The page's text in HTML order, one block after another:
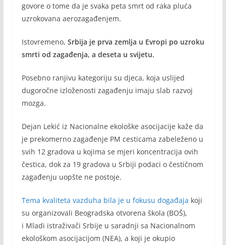
govore o tome da je svaka peta smrt od raka pluća
uzrokovana aerozagađenjem.
Istovremeno, Srbija je prva zemlja u Evropi po uzroku
smrti od zagađenja, a deseta u svijetu.
Posebno ranjivu kategoriju su djeca, koja uslijed
dugoročne izloženosti zagađenju imaju slab razvoj
mozga.
Dejan Lekić iz Nacionalne ekološke asocijacije kaže da
je prekomerno zagađenje PM cesticama zabeleženo u
svih 12 gradova u kojima se mjeri koncentracija ovih
čestica, dok za 19 gradova u Srbiji podaci o čestičnom
zagađenju uopšte ne postoje.
Tema kvaliteta vazduha bila je u fokusu događaja koji
su organizovali Beogradska otvorena škola (BOŠ),
i Mladi istraživači Srbije u saradnji sa Nacionalnom
ekološkom asocijacijom (NEA), a koji je okupio